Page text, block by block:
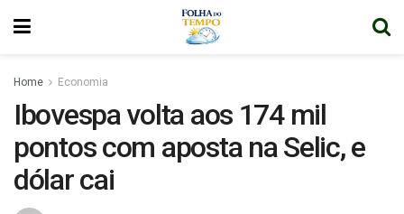
Home Economia
Ibovespa volta aos 174 mil
pontos com aposta na Selic, e
dólar cai